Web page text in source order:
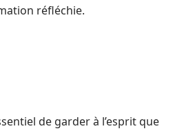
réfléchie.
de garder à l’esprit que